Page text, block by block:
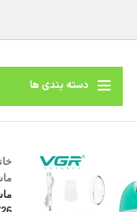
دسته بندی ها